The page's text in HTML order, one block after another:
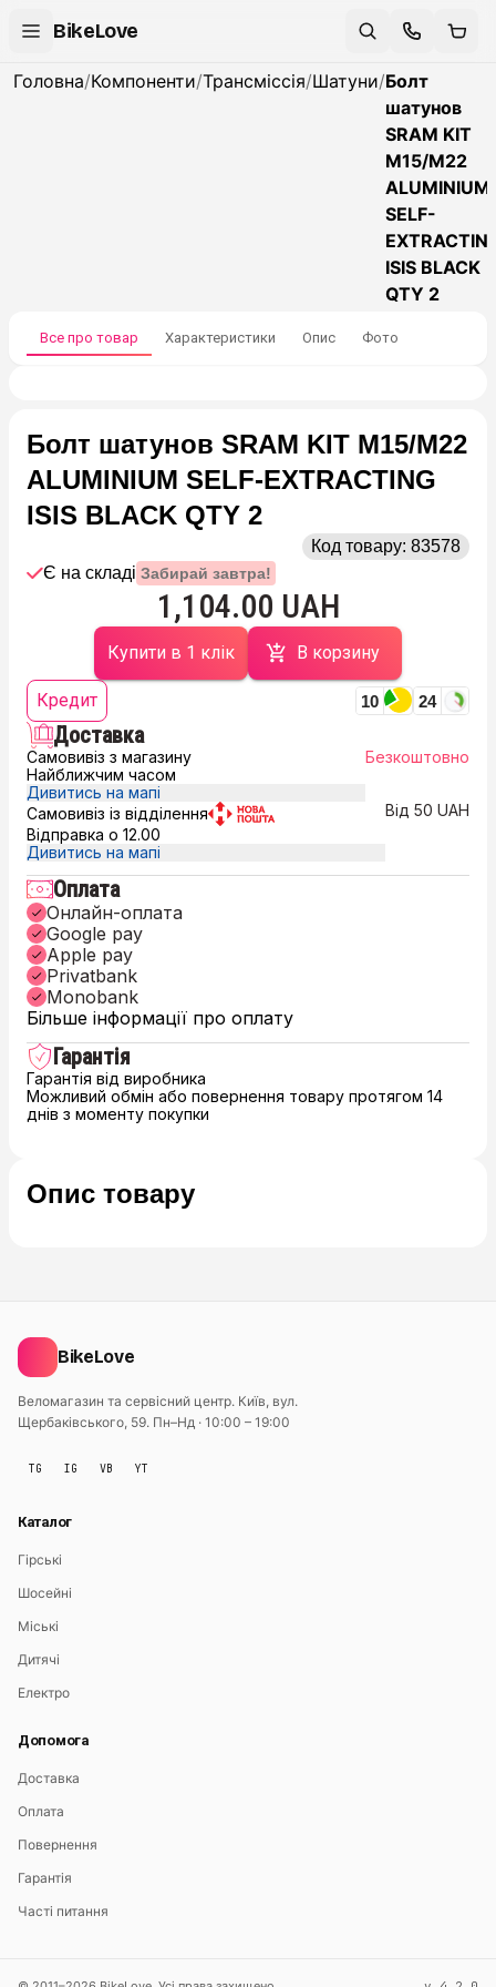
BikeLove
Головна/Компоненти/Трансміссія/Шатуни/Болт
шатунов
SRAM KIT
M15/M22
ALUMINIUM
SELF-
ISIS BLACK
QTY 2
Все про товар Характеристики Опис Фото
Болт шатунов SRAM KIT M15/M22
ALUMINIUM SELF-EXTRACTING
ISIS BLACK QTY 2
Код товару: 83578
Є на складі Забирай завтра!
1,104.00 UAH
Купити в 1 клік В корзину
Кредит 10 24
Доставка
Самовивіз з магазину
Найближчим часом
Дивитись на мапі
Безкоштовно
Самовивіз із відділення
Відправка о 12.00
Дивитись на мапі
Від 50 UAH
Оплата
Онлайн-оплата
Google pay
Apple pay
Privatbank
Monobank
Більше інформації про оплату
Гарантія
Гарантія від виробника
Можливий обмін або повернення товару протягом 14
днів з моменту покупки
Опис товару
BikeLove
Веломагазин та сервісний центр. Київ, вул.
Щербаківського, 59. Пн–Нд · 10:00 – 19:00
TG IG VB YT
Каталог
Гірські
Шосейні
Міські
Дитячі
Електро
Допомога
Доставка
Оплата
Повернення
Гарантія
Часті питання